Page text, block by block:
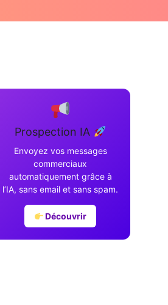
Prospection IA
Envoyez vos messages
commerciaux
automatiquement grâce à
l’IA, sans email et sans spam.
Découvrir